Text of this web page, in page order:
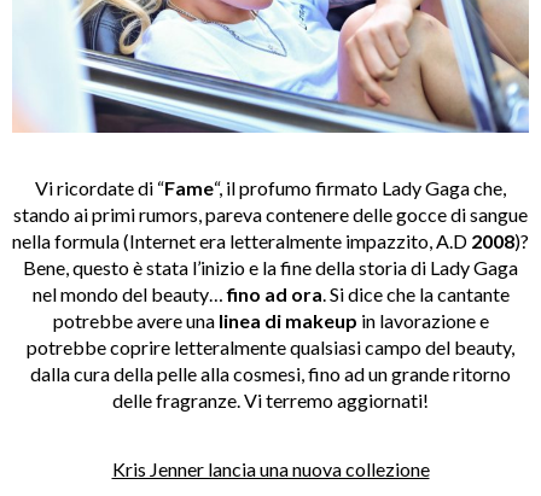
Vi ricordate di “Fame“, il profumo firmato Lady Gaga che,
stando ai primi rumors, pareva contenere delle gocce di sangue
nella formula (Internet era letteralmente impazzito, A.D 2008)?
Bene, questo è stata l’inizio e la fine della storia di Lady Gaga
nel mondo del beauty…fino ad ora . Si dice che la cantante
potrebbe avere una linea di makeup in lavorazione e
potrebbe coprire letteralmente qualsiasi campo del beauty,
dalla cura della pelle alla cosmesi, fino ad un grande ritorno
delle fragranze. Vi terremo aggiornati!
Kris Jenner lancia una nuova collezione